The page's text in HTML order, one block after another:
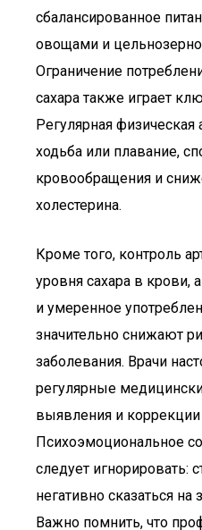
сбалансированное
овощами и
Ограничение
сахара также играет
Регулярная физическая
ходьба или плавание,
кровообращения и
холестерина.
Кроме того, контроль
уровня сахара в крови,
и умеренное
значительно снижают
заболевания. Врачи
регулярные
выявления и
Психоэмоциональное
следует игнорировать:
негативно сказаться на
Важно помнить, что